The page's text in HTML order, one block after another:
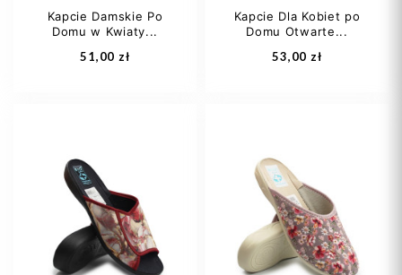
Kapcie Damskie Po
Domu w Kwiaty...
51,00 zł
39
Kapcie Dla Kobiet po
Domu Otwarte...
53,00 zł
40 41